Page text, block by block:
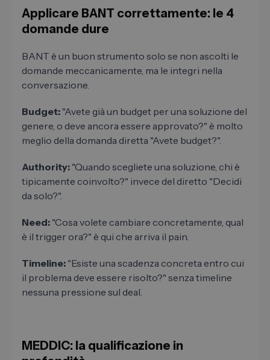
Applicare BANT correttamente: le 4
domande dure
BANT è un buon strumento solo se non ascolti le
domande meccanicamente, ma le integri nella
conversazione.
Budget: "Avete già un budget per una soluzione del
genere, o deve ancora essere approvato?" è molto
meglio della domanda diretta "Avete budget?".
Authority: "Quando scegliete una soluzione, chi è
tipicamente coinvolto?" invece del diretto "Decidi
da solo?".
Need: "Cosa volete cambiare concretamente, qual
è il trigger ora?" è qui che arriva il pain.
Timeline: "Esiste una scadenza concreta entro cui
il problema deve essere risolto?" senza timeline
nessuna pressione sul deal.
MEDDIC: la qualificazione in